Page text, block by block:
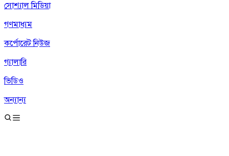
সোশ্যাল মিডিয়া
গণমাধ্যম
কর্পোরেট নিউজ
গ্যালারি
ভিডিও
অন্যান্য